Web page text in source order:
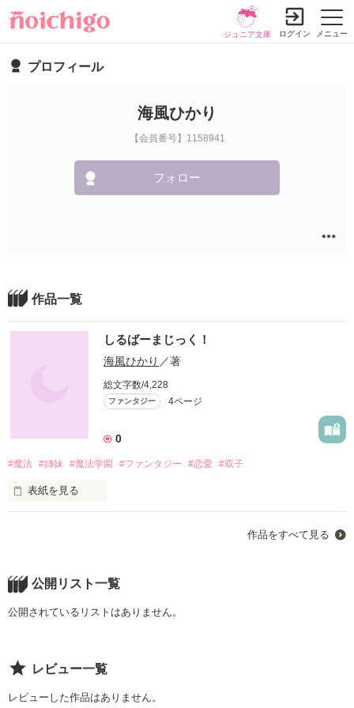
メニュー
ジュニア文庫 ログイン
プロフィール
海風ひかり
【会員番号】1158941
フォロー
作品一覧
しるばーまじっく！
海風ひかり ／著
総文字数/4,228
ファンタジー 4ページ
0
#魔法 #姉妹 #魔法学園 #ファンタジー #恋愛 #双子
表紙を見る
作品をすべて見る
公開リスト一覧
公開されているリストはありません。
レビュー一覧
レビューした作品はありません。